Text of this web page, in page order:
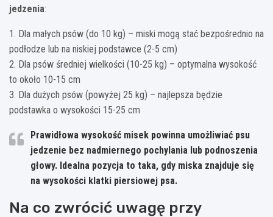
jedzenia:
1. Dla małych psów (do 10 kg) – miski mogą stać bezpośrednio na
podłodze lub na niskiej podstawce (2-5 cm)
2. Dla psów średniej wielkości (10-25 kg) – optymalna wysokość
to około 10-15 cm
3. Dla dużych psów (powyżej 25 kg) – najlepsza będzie
podstawka o wysokości 15-25 cm
Prawidłowa wysokość misek powinna umożliwiać psu
jedzenie bez nadmiernego pochylania lub podnoszenia
głowy. Idealna pozycja to taka, gdy miska znajduje się
na wysokości klatki piersiowej psa.
Na co zwrócić uwagę przy